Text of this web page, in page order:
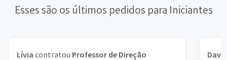
Esses são os últimos pedidos para Iniciantes
Lívia contratou Professor de Direção Davi